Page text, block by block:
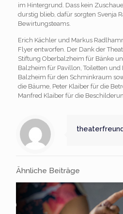
im Hintergrund. Dass kein
durstig blieb, dafür sorgten Svenja
Bewirtungsteams.
Erich Kächler und Markus
Flyer entworfen. Der Dank der
Stiftung Oberbalzheim für Bänke
Balzheim für Pavillon, Toiletten
Balzheim für den Schminkraum
die Bäume, Peter Klaiber für die
Manfred Klaiber für die
Ähnliche Beiträge